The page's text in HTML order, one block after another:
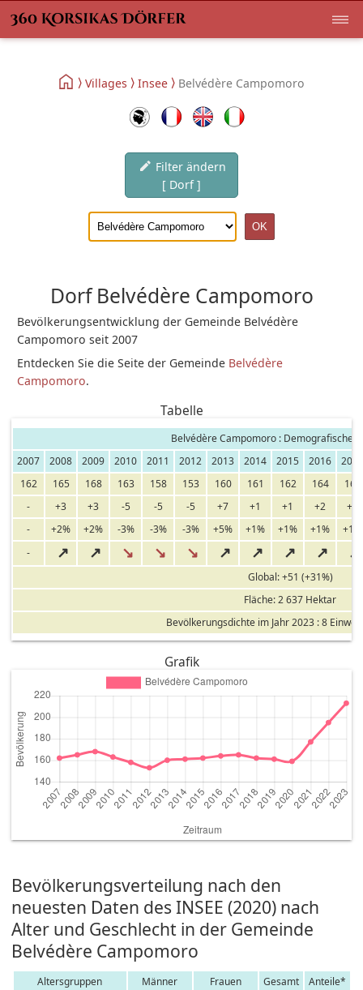
Villages Insee Belvédère Campomoro
Filter ändern
[ Dorf ]
Dorf Belvédère Campomoro
Bevölkerungsentwicklung der Gemeinde Belvédère
Campomoro seit 2007
Entdecken Sie die Seite der Gemeinde Belvédère
Campomoro.
Tabelle
Belvédère Campomoro : Demografische
2007
2008 2009 2010 2011 2012 2013 2014 2015 2016
162
165 168 163 158 153 160 161 162 164
165
-
+3 +3 -5 -5 -5 +7 +1 +1 +2
+1
-
+2% +2% -3% -3% -3% +5% +1% +1% +1%
+1%
-
↗ ↗ ↘ ↘ ↘ ↗ ↗ ↗ ↗ ↗
Global: +51 (+31%)
Fläche: 2 637 Hektar
Bevölkerungsdichte im Jahr 2023 : 8
Grafik
Bevölkerungsverteilung nach den
neuesten Daten des INSEE (2020) nach
Alter und Geschlecht in der Gemeinde
Belvédère Campomoro
Altersgruppen Männer Frauen Gesamt
Anteile*